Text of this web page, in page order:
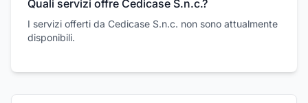
Quali servizi offre Cedicase S.n.c.?
I servizi offerti da Cedicase S.n.c. non sono attualmente
disponibili.